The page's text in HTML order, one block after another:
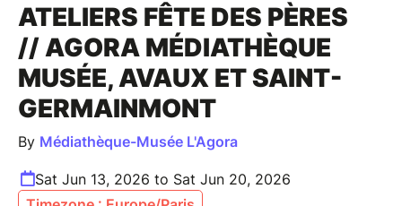
ATELIERS FÊTE DES PÈRES
// AGORA MÉDIATHÈQUE
MUSÉE, AVAUX ET SAINT-
GERMAINMONT
By Médiathèque-Musée L'Agora
Sat Jun 13, 2026 to Sat Jun 20, 2026